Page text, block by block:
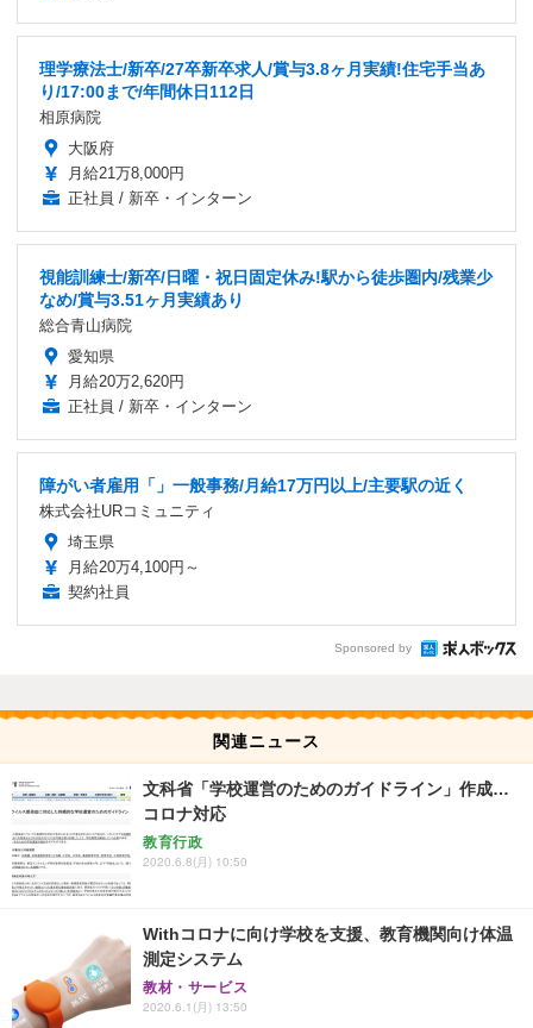
理学療法士/新卒/27卒新卒求人/賞与3.8ヶ月実績!住宅手当あ
り/17:00まで/年間休日112日
相原病院
大阪府
月給21万8,000円
正社員 / 新卒・インターン
視能訓練士/新卒/日曜・祝日固定休み!駅から徒歩圏内/残業少
なめ/賞与3.51ヶ月実績あり
総合青山病院
愛知県
月給20万2,620円
正社員 / 新卒・インターン
障がい者雇用「」一般事務/月給17万円以上/主要駅の近く
株式会社URコミュニティ
埼玉県
月給20万4,100円～
契約社員
Sponsored by
関連ニュース
文科省「学校運営のためのガイドライン」作成…
コロナ対応
教育行政
2020.6.8(月) 10:50
Withコロナに向け学校を支援、教育機関向け体温
測定システム
教材・サービス
2020.6.1(月) 13:50